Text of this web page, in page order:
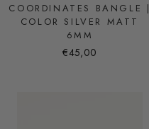
COORDINATES BANGLE |
COLOR SILVER MATT
6MM
€45,00